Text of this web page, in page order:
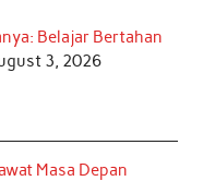
Belajar Bertahan
3, 2026
Masa Depan